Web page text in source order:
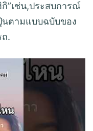
กิ”เช่น,ประสบการณ์
ตามแบบฉบับของ
.